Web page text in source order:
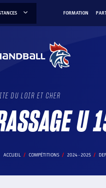
FORMATION
DU LOIR ET CHER
U
ACCUEIL COMPÉTITIONS 2024 - 2025